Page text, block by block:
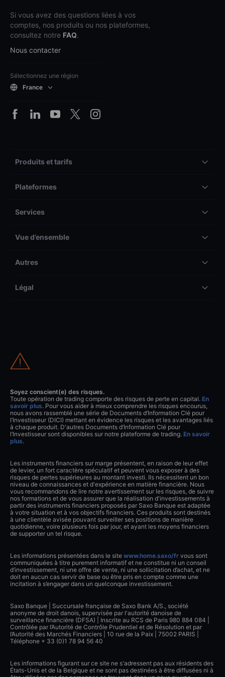
Si vous avez des questions liées à vos
comptes, nos produits ou nos plateformes,
consultez notre FAQ.
Nous contacter
Sélectionnez une région
France
Produits et tarifs
Plateformes
Services
Vue d’ensemble
Autres
Légal
Soyez conscient(e) des risques.
Toute opération de trading comporte des risques de perte en capital. En
savoir plus. Pour vous aider à mieux comprendre les risques encourus,
nous avons rassemblé une série de Documents d’Information Clé pour
l’Investisseur (DICI) mettant en évidence les risques et les avantages liés
à chaque produit. D'autres Documents d’Information Clé pour
l’Investisseur sont disponibles sur notre plateforme de trading. En savoir
plus.
Les instruments financiers sur marge présentent, en raison de leur effet
de levier, un fort caractère spéculatif et peuvent vous exposer à des
risques de pertes supérieures au montant investi. Ils nécessitent un bon
niveau de connaissances et d'expérience en matière financière. Nous
vous recommandons de lire notre avertissement sur les risques, de suivre
nos formations et de vous assurer que la réalisation d'investissements à
partir des instruments financiers proposés par Saxo Banque est adaptée
à votre situation et à vos objectifs financiers. Ces produits sont destinés
à une clientèle avisée pouvant surveiller ses positions de manière
quotidienne, voire plusieurs fois par jour, et ayant les moyens financiers
de supporter un tel risque.
Les informations présentées dans le site www.home.saxo/fr vous sont
communiquées à titre purement informatif et ne constitue ni un conseil
d’investissement, ni une offre de vente, ni une sollicitation d’achat, et ne
doit en aucun cas servir de base ou être pris en compte comme une
incitation à s’engager dans un quelconque investissement.
Saxo Banque | Succursale française de Saxo Bank A/S., société
anonyme de droit danois, supervisée par l'autorité danoise de
surveillance financière (DFSA) | Inscrite au RCS de Paris 980 884 084 |
Contrôlée par l’Autorité de Contrôle Prudentiel et de Résolution et par
l’Autorité des Marchés Financiers | 10 rue de la Paix | 75002 PARIS |
Téléphone + 33 (0)1 78 94 56 40
Les informations figurant sur ce site ne s'adressent pas aux résidents des
États-Unis et de la Belgique et ne sont pas destinées à être diffusées ni à